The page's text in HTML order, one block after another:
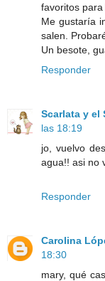
favoritos para
Me gustaría
salen.
Un besote,
Responder
Scarlata y el
las 18:19
jo, vuelvo
agua!! asi no
Responder
Carolina
18:30
mary, qué